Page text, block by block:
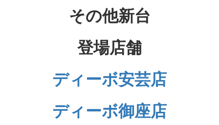
その他新台
登場店舗
ディーボ安芸店
ディーボ御座店